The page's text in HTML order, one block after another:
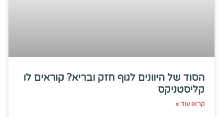
הסוד של היוונים לגוף חזק ובריא? קוראים לו
קליסטניקס
קראו עוד »